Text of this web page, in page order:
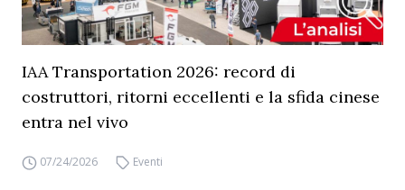
IAA Transportation 2026: record di
costruttori, ritorni eccellenti e la sfida cinese
entra nel vivo
07/24/2026 Eventi